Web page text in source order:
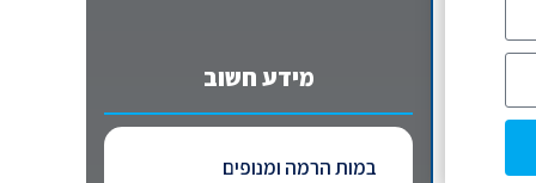
מידע חשוב
במות הרמה ומנופים